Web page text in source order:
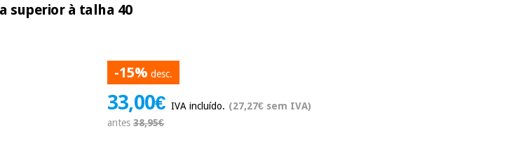
superior à talha 40
-15% desc.
33,00€IVA incluído. (27,27€ sem IVA)
antes38,95€